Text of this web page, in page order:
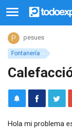
Fontanería
pesues
Hola mi problema